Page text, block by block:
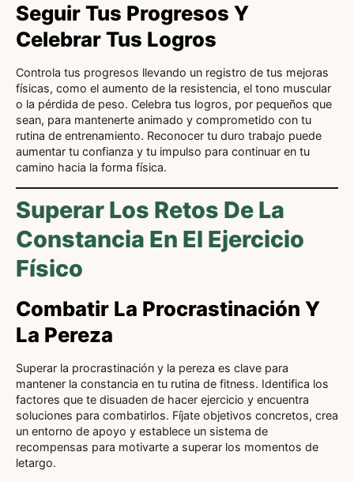
Seguir Tus Progresos Y
Celebrar Tus Logros
Controla tus progresos llevando un registro de tus mejoras
físicas, como el aumento de la resistencia, el tono muscular
o la pérdida de peso. Celebra tus logros, por pequeños que
sean, para mantenerte animado y comprometido con tu
rutina de entrenamiento. Reconocer tu duro trabajo puede
aumentar tu confianza y tu impulso para continuar en tu
camino hacia la forma física.
Superar Los Retos De La
Constancia En El Ejercicio
Físico
Combatir La Procrastinación Y
La Pereza
Superar la procrastinación y la pereza es clave para
mantener la constancia en tu rutina de fitness. Identifica los
factores que te disuaden de hacer ejercicio y encuentra
soluciones para combatirlos. Fíjate objetivos concretos, crea
un entorno de apoyo y establece un sistema de
recompensas para motivarte a superar los momentos de
letargo.